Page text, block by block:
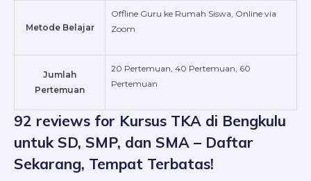
Metode Belajar
Offline Guru ke Rumah Siswa, Online via
Zoom
Jumlah
Pertemuan
20 Pertemuan, 40 Pertemuan, 60
Pertemuan
92 reviews for Kursus TKA di Bengkulu
untuk SD, SMP, dan SMA – Daftar
Sekarang, Tempat Terbatas!